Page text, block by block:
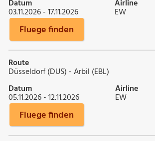
Datum
03.11.2026 - 17.11.2026
Airline
EW
Fluege finden
Route
Düsseldorf (DUS) - Arbil (EBL)
Datum
05.11.2026 - 12.11.2026
Airline
EW
Fluege finden